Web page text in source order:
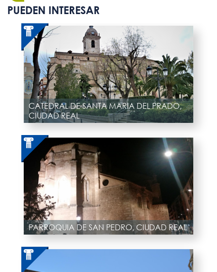
PUEDEN INTERESAR
CATEDRAL DE SANTA MARIA DEL PRADO,
CIUDAD REAL
PARROQUIA DE SAN PEDRO, CIUDAD REAL